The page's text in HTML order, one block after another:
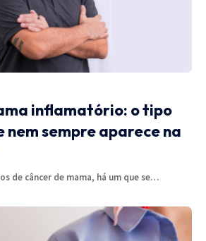
inflamatório: o tipo
nem sempre aparece na
de câncer de mama, há um que se…